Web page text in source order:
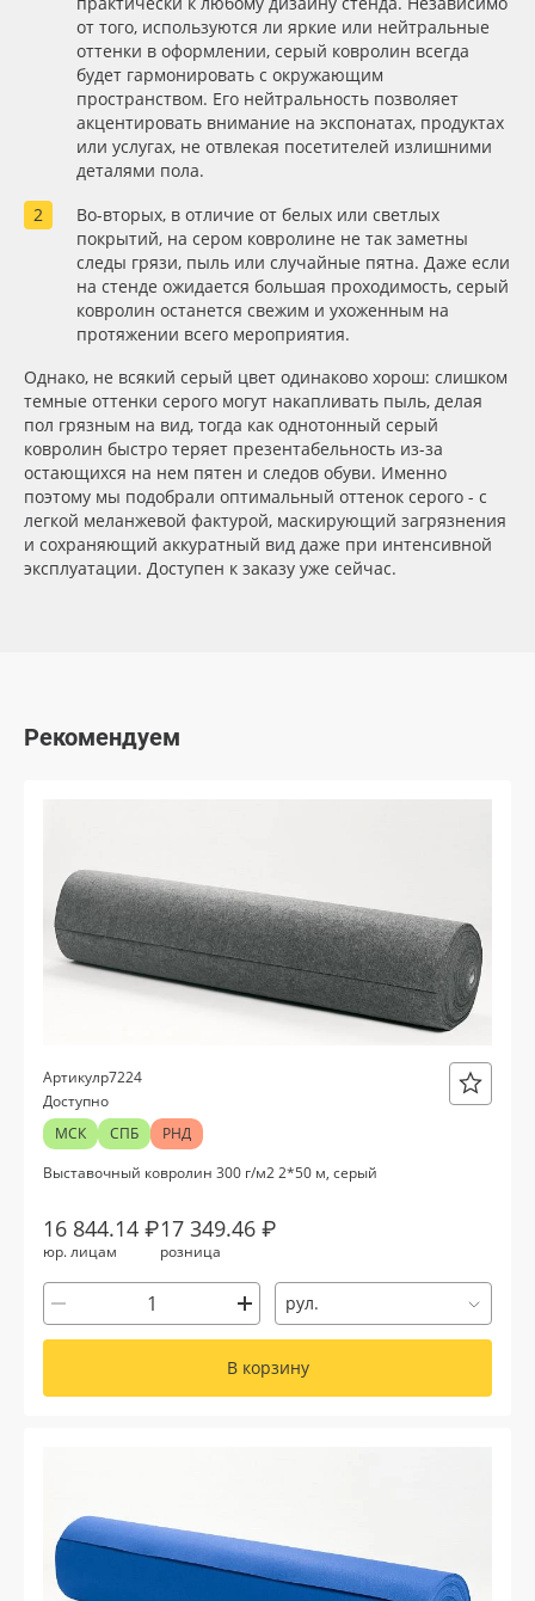
Поставщикам
Избранное
8 800 550 7888
Москва
Инженерные пластики
Упаковочные материалы
Оборудование и инструмент
Новинки ассортимента
Oracal 641
Orajet 3640
Плёнка монтажная Oratape
ПЭТ листовой
ПЭТ бэклит
Заготовки для сувениров
от того, используются ли яркие или нейтральные
оттенки в оформлении, серый ковролин всегда
будет гармонировать с окружающим
пространством. Его нейтральность позволяет
акцентировать внимание на экспонатах, продуктах
или услугах, не отвлекая посетителей излишними
деталями пола.
Во-вторых, в отличие от белых или светлых
покрытий, на сером ковролине не так заметны
следы грязи, пыль или случайные пятна. Даже если
на стенде ожидается большая проходимость, серый
ковролин останется свежим и ухоженным на
протяжении всего мероприятия.
Однако, не всякий серый цвет одинаково хорош: слишком
темные оттенки серого могут накапливать пыль, делая
пол грязным на вид, тогда как однотонный серый
ковролин быстро теряет презентабельность из-за
остающихся на нем пятен и следов обуви. Именно
поэтому мы подобрали оптимальный оттенок серого - с
легкой меланжевой фактурой, маскирующий загрязнения
и сохраняющий аккуратный вид даже при интенсивной
эксплуатации. Доступен к заказу уже сейчас.
Рекомендуем
Артикулр7224
Доступно
МСК
СПБ
РНД
Выставочный ковролин 300 г/м2 2*50 м, серый
16 844.14 ₽
юр. лицам
17 349.46 ₽
розница
рул.
В корзину